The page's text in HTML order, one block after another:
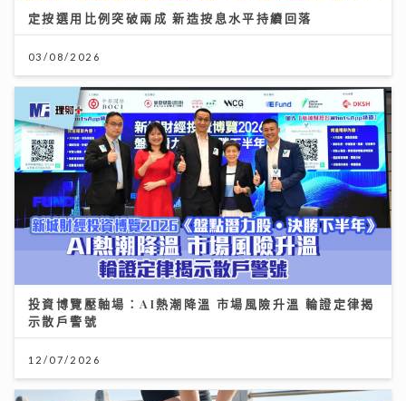
定按選用比例突破兩成 新造按息水平持續回落
03/08/2026
投資博覽壓軸場：AI熱潮降溫 市場風險升溫 輪證定律揭
示散戶警號
12/07/2026